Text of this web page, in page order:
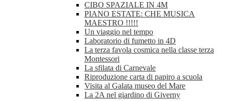
CIBO SPAZIALE IN 4M
PIANO ESTATE: CHE MUSICA
MAESTRO !!!!!
Un viaggio nel tempo
Laboratorio di fumetto in 4D
La terza favola cosmica nella classe terza
Montessori
La sfilata di Carnevale
Riproduzione carta di papiro a scuola
Visita al Galata museo del Mare
La 2A nel giardino di Giverny